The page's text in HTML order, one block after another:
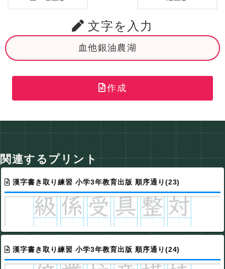
文字を入力
作成
関連するプリント
漢字書き取り練習 小学3年教育出版 順序通り(23)
漢字書き取り練習 小学3年教育出版 順序通り(24)